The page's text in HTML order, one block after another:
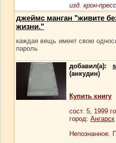
изд. крон-
джеймс манган "живите
жизни."
каждая вещь имеет свою
пароль
добавил(а):
(анкудин)
Купить книгу
сост. 5, 1999
город: Ангарск
Непознанное.